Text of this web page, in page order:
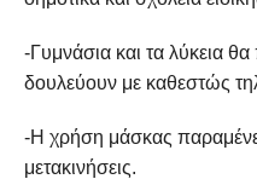
-Γυμνάσια και τα λύκεια
δουλεύουν με καθεστώς
-Η χρήση μάσκας
μετακινήσεις.